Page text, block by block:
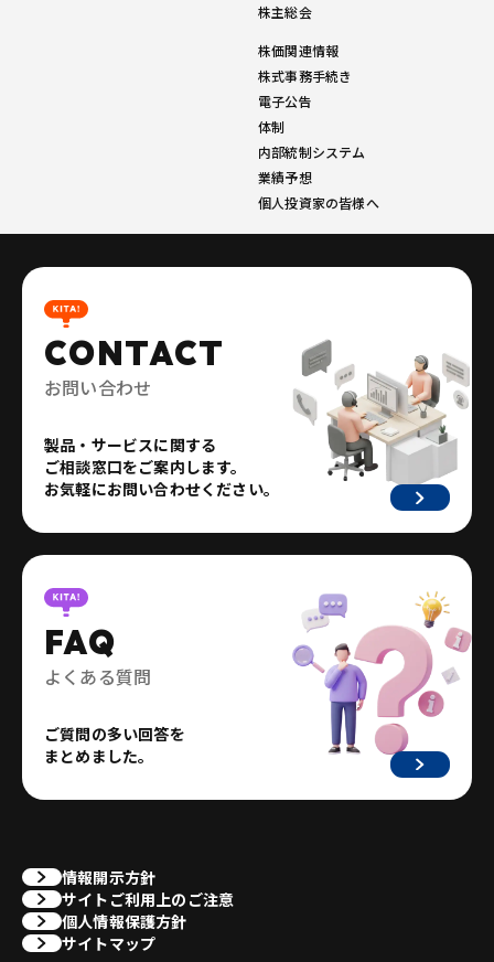
株主総会
株価関連情報
株式事務手続き
電子公告
体制
内部統制システム
業績予想
個人投資家の皆様へ
CONTACT
お問い合わせ
製品・サービスに関する
ご相談窓口をご案内します。
お気軽にお問い合わせください。
FAQ
よくある質問
ご質問の多い回答を
まとめました。
情報開示方針
サイトご利用上のご注意
個人情報保護方針
サイトマップ